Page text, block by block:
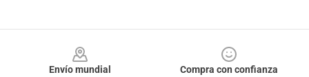
Envío mundial
Compra con confianza